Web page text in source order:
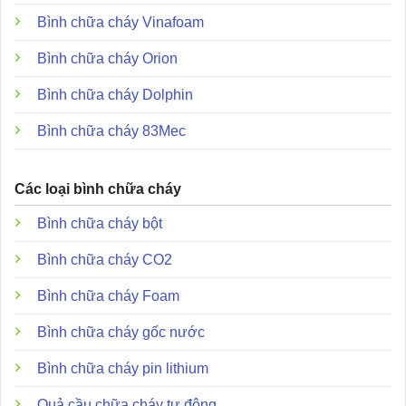
Nguồn sáng:18 bóng đèn công suất 1W hoặc 28 bóng
LED đỏ ø5mm.
bền cao.
Kích thước chuẩn:155mm (Cao) x 405mm (Rộng) x
Kiểu hiển thị:Không chớp (Non-flash) với nội dung
Tài liệu hướng dẫn sử dụng và file catalogue:
AH-03233 Danh mục
Giấy chứng nhận AH-03233
Đặc điểm ưu điểm và những giá trị khác biệt
Bình chữa cháy Vinafoam
Bình chữa cháy Orion
Bình chữa cháy Dolphin
Bình chữa cháy 83Mec
Các loại bình chữa cháy
Bình chữa cháy bột
Bình chữa cháy CO2
Bình chữa cháy Foam
Bình chữa cháy gốc nước
Bình chữa cháy pin lithium